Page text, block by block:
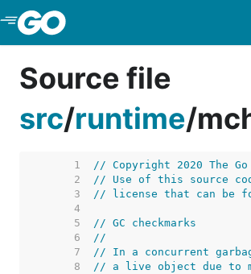
Skip to Main Content
Source file
src/runtime/
     1
// Copyright 2020 The
     2
// Use of this source
     3
// license that can be
     4
     5
// GC checkmarks
     6
//
     7
// In a concurrent
     8
// a live object due to